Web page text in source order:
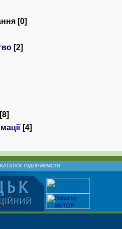
[0]
[2]
[8]
[4]
КАТАЛОГ ПІДПРИЄМСТВ